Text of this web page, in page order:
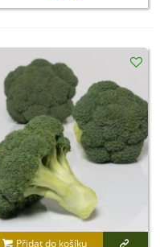
Přidat do košíku